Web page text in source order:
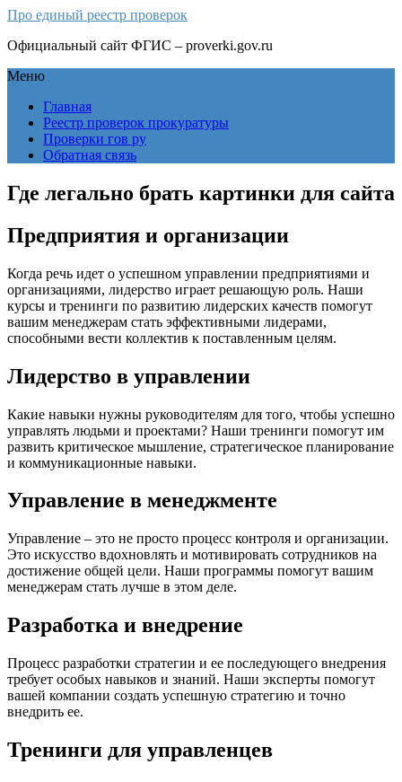
Про единый реестр проверок
Официальный сайт ФГИС – proverki.gov.ru
Меню
Главная
Реестр проверок прокуратуры
Проверки гов ру
Обратная связь
Где легально брать картинки для сайта
Предприятия и организации
Когда речь идет о успешном управлении предприятиями и
организациями, лидерство играет решающую роль. Наши
курсы и тренинги по развитию лидерских качеств помогут
вашим менеджерам стать эффективными лидерами,
способными вести коллектив к поставленным целям.
Лидерство в управлении
Какие навыки нужны руководителям для того, чтобы успешно
управлять людьми и проектами? Наши тренинги помогут им
развить критическое мышление, стратегическое планирование
и коммуникационные навыки.
Управление в менеджменте
Управление – это не просто процесс контроля и организации.
Это искусство вдохновлять и мотивировать сотрудников на
достижение общей цели. Наши программы помогут вашим
менеджерам стать лучше в этом деле.
Разработка и внедрение
Процесс разработки стратегии и ее последующего внедрения
требует особых навыков и знаний. Наши эксперты помогут
вашей компании создать успешную стратегию и точно
внедрить ее.
Тренинги для управленцев